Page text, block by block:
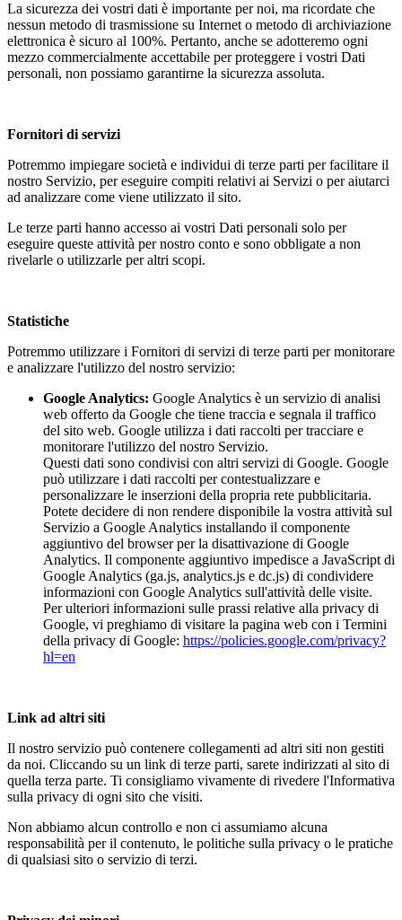
La sicurezza dei vostri dati è importante per noi, ma ricordate che
nessun metodo di trasmissione su Internet o metodo di archiviazione
elettronica è sicuro al 100%. Pertanto, anche se adotteremo ogni
mezzo commercialmente accettabile per proteggere i vostri Dati
personali, non possiamo garantirne la sicurezza assoluta.
Fornitori di servizi
Potremmo impiegare società e individui di terze parti per facilitare il
nostro Servizio, per eseguire compiti relativi ai Servizi o per aiutarci
ad analizzare come viene utilizzato il sito.
Le terze parti hanno accesso ai vostri Dati personali solo per
eseguire queste attività per nostro conto e sono obbligate a non
rivelarle o utilizzarle per altri scopi.
Statistiche
Potremmo utilizzare i Fornitori di servizi di terze parti per monitorare
e analizzare l'utilizzo del nostro servizio:
Google Analytics: Google Analytics è un servizio di analisi
web offerto da Google che tiene traccia e segnala il traffico
del sito web. Google utilizza i dati raccolti per tracciare e
monitorare l'utilizzo del nostro Servizio.
Questi dati sono condivisi con altri servizi di Google. Google
può utilizzare i dati raccolti per contestualizzare e
personalizzare le inserzioni della propria rete pubblicitaria.
Potete decidere di non rendere disponibile la vostra attività sul
Servizio a Google Analytics installando il componente
aggiuntivo del browser per la disattivazione di Google
Analytics. Il componente aggiuntivo impedisce a JavaScript di
Google Analytics (ga.js, analytics.js e dc.js) di condividere
informazioni con Google Analytics sull'attività delle visite.
Per ulteriori informazioni sulle prassi relative alla privacy di
Google, vi preghiamo di visitare la pagina web con i Termini
della privacy di Google: https://policies.google.com/privacy?
hl=en
Link ad altri siti
Il nostro servizio può contenere collegamenti ad altri siti non gestiti
da noi. Cliccando su un link di terze parti, sarete indirizzati al sito di
quella terza parte. Ti consigliamo vivamente di rivedere l'Informativa
sulla privacy di ogni sito che visiti.
Non abbiamo alcun controllo e non ci assumiamo alcuna
responsabilità per il contenuto, le politiche sulla privacy o le pratiche
di qualsiasi sito o servizio di terzi.